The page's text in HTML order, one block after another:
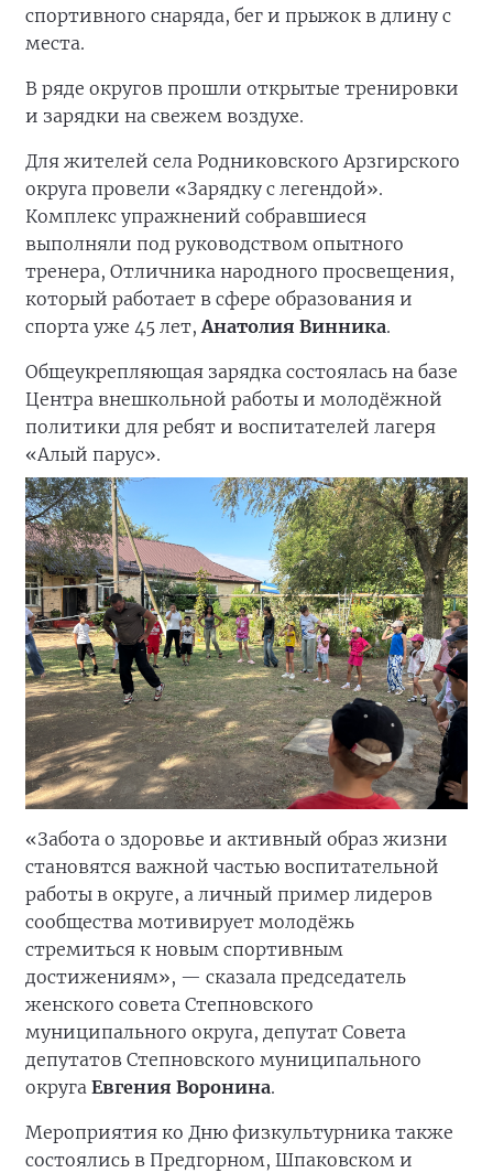
спортивного снаряда, бег и прыжок в длину с
места.
В ряде округов прошли открытые тренировки
и зарядки на свежем воздухе.
Для жителей села Родниковского Арзгирского
округа провели «Зарядку с легендой».
Комплекс упражнений собравшиеся
выполняли под руководством опытного
тренера, Отличника народного просвещения,
который работает в сфере образования и
спорта уже 45 лет, Анатолия Винника.
Общеукрепляющая зарядка состоялась на базе
Центра внешкольной работы и молодёжной
политики для ребят и воспитателей лагеря
«Алый парус».
«Забота о здоровье и активный образ жизни
становятся важной частью воспитательной
работы в округе, а личный пример лидеров
сообщества мотивирует молодёжь
стремиться к новым спортивным
достижениям», — сказала председатель
женского совета Степновского
муниципального округа, депутат Совета
депутатов Степновского муниципального
округа Евгения Воронина.
Мероприятия ко Дню физкультурника также
состоялись в Предгорном, Шпаковском и